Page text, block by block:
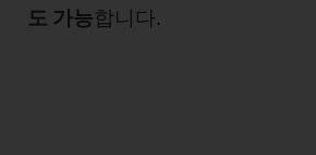
도 가능합니다.